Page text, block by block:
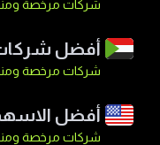
شركات مرخصة
أفضل شركات
شركات مرخصة
أفضل الاسهم
شركات مرخصة